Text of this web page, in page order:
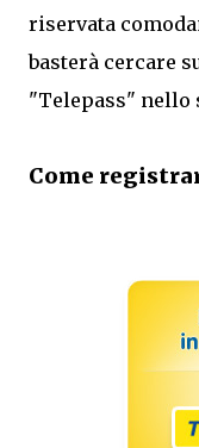
riservata
basterà cercare
"Telepass" nello
Come